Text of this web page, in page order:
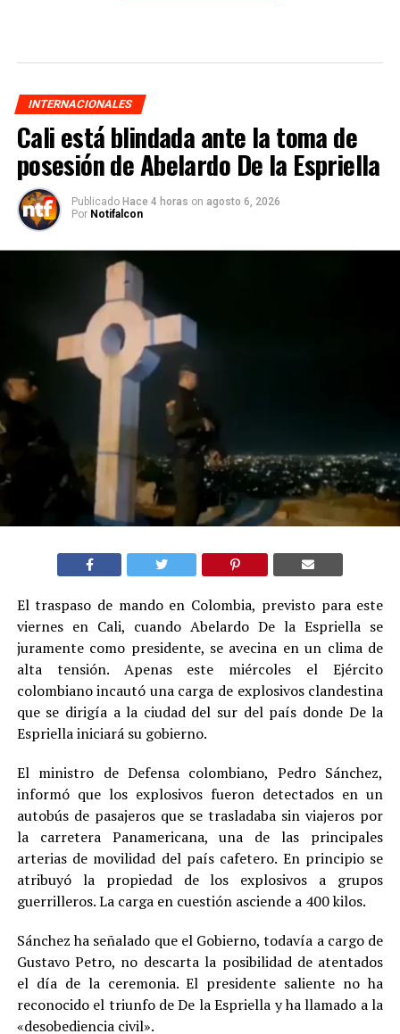
INTERNACIONALES
Cali está blindada ante la toma de
posesión de Abelardo De la Espriella
Publicado Hace 4 horas on agosto 6, 2026
Por Notifalcon
El traspaso de mando en Colombia, previsto para este
viernes en Cali, cuando Abelardo De la Espriella se
juramente como presidente, se avecina en un clima de
alta tensión. Apenas este miércoles el Ejército
colombiano incautó una carga de explosivos clandestina
que se dirigía a la ciudad del sur del país donde De la
Espriella iniciará su gobierno.
El ministro de Defensa colombiano, Pedro Sánchez,
informó que los explosivos fueron detectados en un
autobús de pasajeros que se trasladaba sin viajeros por
la carretera Panamericana, una de las principales
arterias de movilidad del país cafetero. En principio se
atribuyó la propiedad de los explosivos a grupos
guerrilleros. La carga en cuestión asciende a 400 kilos.
Sánchez ha señalado que el Gobierno, todavía a cargo de
Gustavo Petro, no descarta la posibilidad de atentados
el día de la ceremonia. El presidente saliente no ha
reconocido el triunfo de De la Espriella y ha llamado a la
«desobediencia civil».